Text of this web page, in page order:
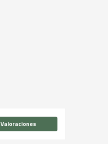
Valoraciones